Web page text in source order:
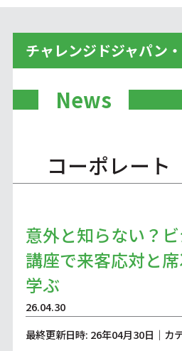
チャレンジドジャパン
News
コーポレート
意外と知らない？
講座で来客応対と
学ぶ
26.04.30
最終更新日時: 26年04月30日｜カ